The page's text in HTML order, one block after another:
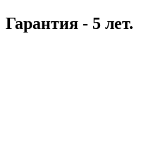
Гарантия - 5 лет.